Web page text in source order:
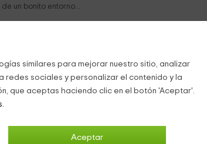
similares para mejorar nuestro sitio, analizar
sociales y personalizar el contenido y la
que aceptas haciendo clic en el botón 'Aceptar'.
Aceptar
de un bonito entorno...
Paterna De Madera, Albacete
0 opiniones
Nuestro alojamiento se encuentra dentro de la zona
de Paterna del Madera, que es un pueblo con encanto